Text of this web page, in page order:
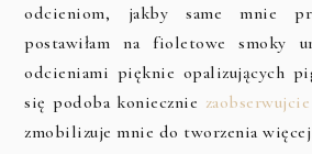
odcieniom, jakby same mnie
postawiłam na fioletowe smoky
odcieniami pięknie opalizujących
się podoba koniecznie
zmobilizuje mnie do tworzenia więcej